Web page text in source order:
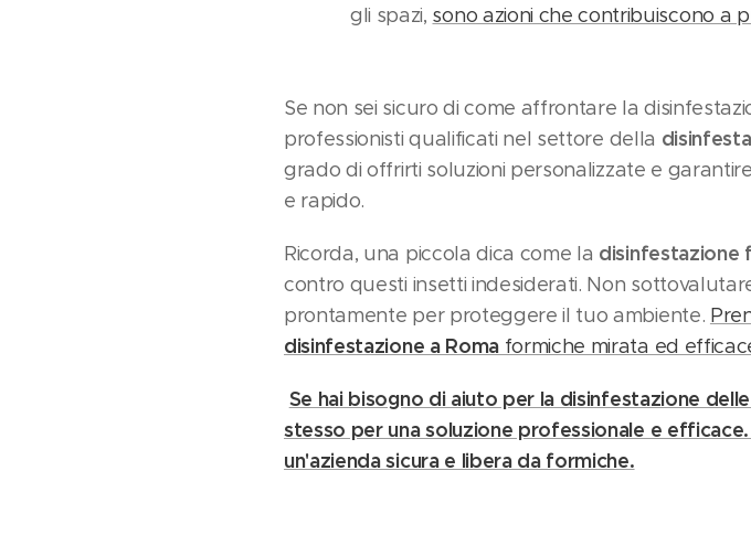
gli spazi, sono azioni che contribuiscono a
Se non sei sicuro di come affrontare la
professionisti qualificati nel settore della
grado di offrirti soluzioni personalizzate e
e rapido.
Ricorda, una piccola dica come la disinfestazione
contro questi insetti indesiderati. Non
prontamente per proteggere il tuo ambiente.
disinfestazione a Romaformiche mirata ed
Se hai bisogno di aiuto per la disinfestazione
stesso per una soluzione professionale e
un'azienda sicura e libera da formiche.